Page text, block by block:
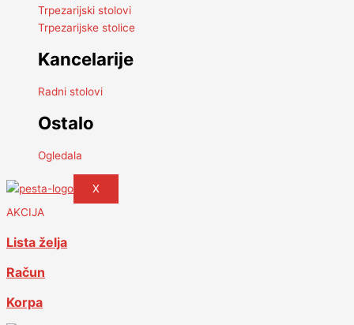
Trpezarijski stolovi
Trpezarijske stolice
Kancelarije
Radni stolovi
Ostalo
Ogledala
X
AKCIJA
Lista želja
Račun
Korpa